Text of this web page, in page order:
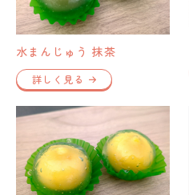
水まんじゅう 抹茶
詳しく見る